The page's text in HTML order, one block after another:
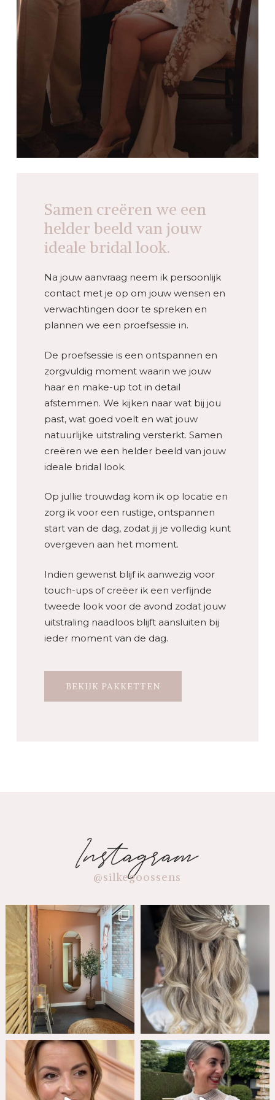
Samen creëren we een
helder beeld van jouw
ideale bridal look.
Na jouw aanvraag neem ik persoonlijk
contact met je op om jouw wensen en
verwachtingen door te spreken en
plannen we een proefsessie in.
De proefsessie is een ontspannen en
zorgvuldig moment waarin we jouw
haar en make-up tot in detail
afstemmen. We kijken naar wat bij jou
past, wat goed voelt en wat jouw
natuurlijke uitstraling versterkt. Samen
creëren we een helder beeld van jouw
ideale bridal look.
Op jullie trouwdag kom ik op locatie en
zorg ik voor een rustige, ontspannen
start van de dag, zodat jij je volledig kunt
overgeven aan het moment.
Indien gewenst blijf ik aanwezig voor
touch-ups of creëer ik een verfijnde
tweede look voor de avond zodat jouw
uitstraling naadloos blijft aansluiten bij
ieder moment van de dag.
BEKIJK PAKKETTEN
@silkegoossens